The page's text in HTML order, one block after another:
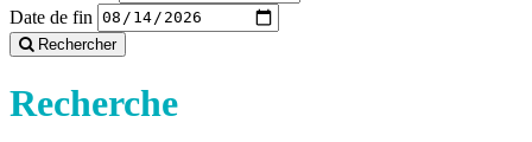
Date de fin
Rechercher
Recherche